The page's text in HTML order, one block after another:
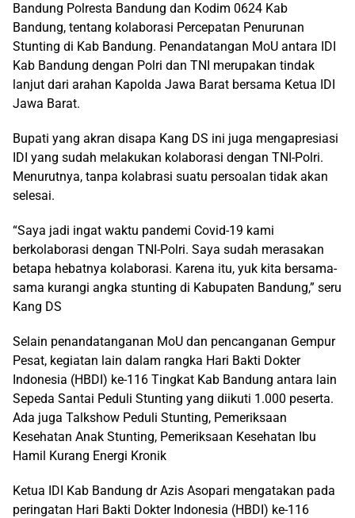
Bandung Polresta Bandung dan Kodim 0624 Kab
Bandung, tentang kolaborasi Percepatan Penurunan
Stunting di Kab Bandung. Penandatangan MoU antara IDI
Kab Bandung dengan Polri dan TNI merupakan tindak
lanjut dari arahan Kapolda Jawa Barat bersama Ketua IDI
Jawa Barat.
Bupati yang akran disapa Kang DS ini juga mengapresiasi
IDI yang sudah melakukan kolaborasi dengan TNI-Polri.
Menurutnya, tanpa kolabrasi suatu persoalan tidak akan
selesai.
“Saya jadi ingat waktu pandemi Covid-19 kami
berkolaborasi dengan TNI-Polri. Saya sudah merasakan
betapa hebatnya kolaborasi. Karena itu, yuk kita bersama-
sama kurangi angka stunting di Kabupaten Bandung,” seru
Kang DS
Selain penandatanganan MoU dan pencanganan Gempur
Pesat, kegiatan lain dalam rangka Hari Bakti Dokter
Indonesia (HBDI) ke-116 Tingkat Kab Bandung antara lain
Sepeda Santai Peduli Stunting yang diikuti 1.000 peserta.
Ada juga Talkshow Peduli Stunting, Pemeriksaan
Kesehatan Anak Stunting, Pemeriksaan Kesehatan Ibu
Hamil Kurang Energi Kronik
Ketua IDI Kab Bandung dr Azis Asopari mengatakan pada
peringatan Hari Bakti Dokter Indonesia (HBDI) ke-116